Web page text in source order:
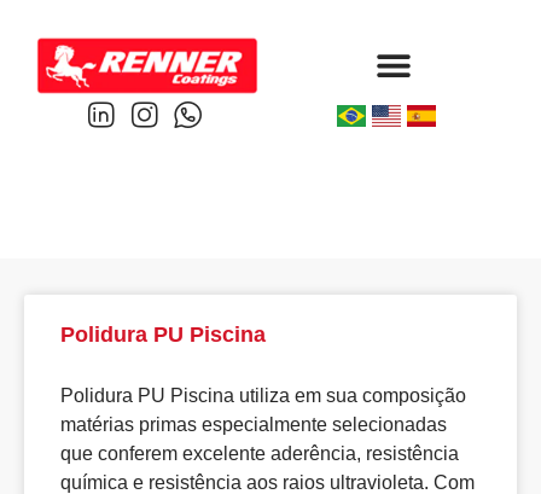
Polidura PU Piscina
Polidura PU Piscina utiliza em sua composição
matérias primas especialmente selecionadas
que conferem excelente aderência, resistência
química e resistência aos raios ultravioleta. Com